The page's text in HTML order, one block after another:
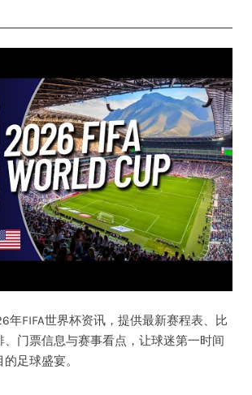
年FIFA世界杯资讯，提供最新赛程表、比
、门票信息与赛事看点，让球迷第一时间
足球盛宴。